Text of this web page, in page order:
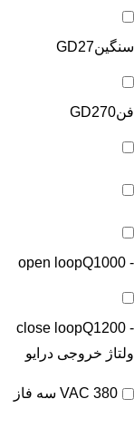
سنگینGD27
فنGD270
- open loop
Q1000
- close loop
Q1200
ولتاژ خروجی درایو
380 VAC سه فاز